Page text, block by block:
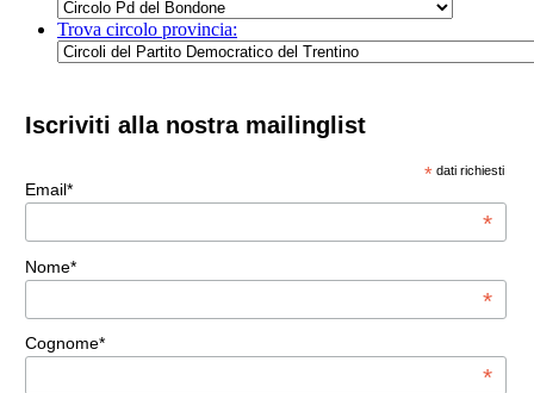
Trova circolo provincia:
Iscriviti alla nostra mailinglist
* dati richiesti
Email*
*
Nome*
*
Cognome*
*